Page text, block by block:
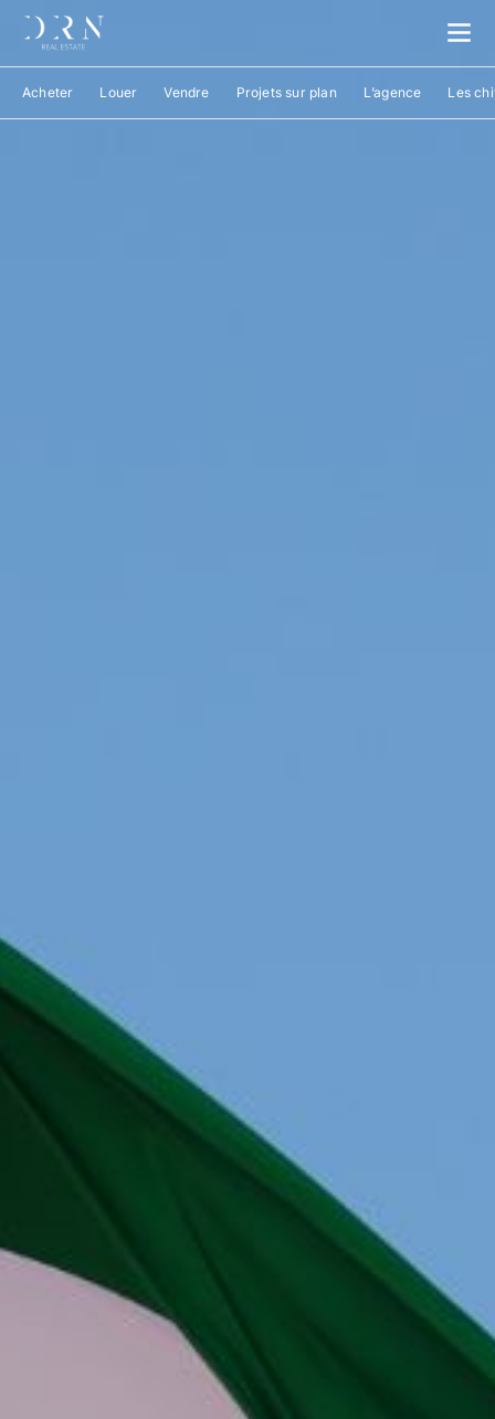
Acheter Louer Vendre Projets sur plan L’agence Les